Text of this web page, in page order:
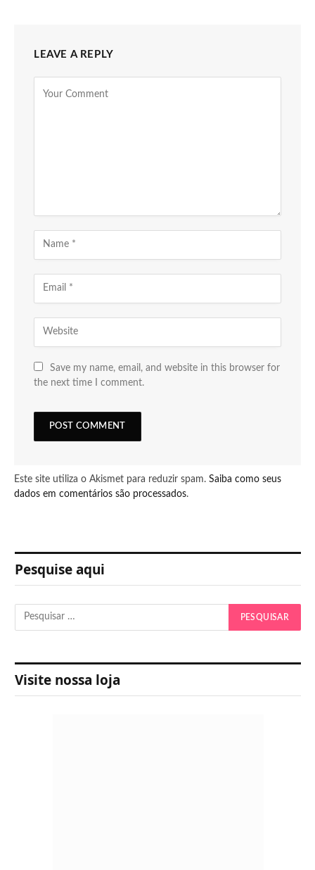
LEAVE A REPLY
Save my name, email, and website in this browser for
the next time I comment.
Este site utiliza o Akismet para reduzir spam. Saiba como seus
dados em comentários são processados.
Pesquise aqui
Visite nossa loja